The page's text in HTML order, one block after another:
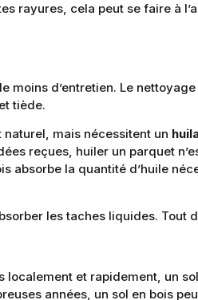
rayures, cela peut se faire à
moins d’entretien. Le
tiède.
mais nécessitent un
reçues, huiler un parquet
absorbe la quantité d’huile
les taches liquides.
localement et rapidement, un
années, un sol en bois